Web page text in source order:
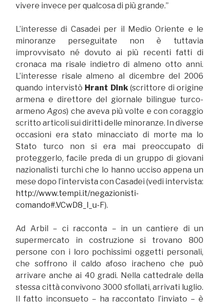
vivere invece per qualcosa di più grande.”
L’interesse di Casadei per il Medio Oriente e le
minoranze perseguitate non è tuttavia
improvvisato né dovuto ai più recenti fatti di
cronaca ma risale indietro di almeno otto anni.
L’interesse risale almeno al dicembre del 2006
quando intervistò Hrant Dink(scrittore di origine
armena e direttore del giornale bilingue turco-
armenoAgos) che aveva più volte e con coraggio
scritto articoli sui diritti delle minoranze. In diverse
occasioni era stato minacciato di morte ma lo
Stato turco non si era mai preoccupato di
proteggerlo, facile preda di un gruppo di giovani
nazionalisti turchi che lo hanno ucciso appena un
mese dopo l’intervista con Casadei (vedi intervista:
http://www.tempi.it/negazionisti-
comando#.VCwD8_l_u-F).
Ad Arbil – ci racconta – in un cantiere di un
supermercato in costruzione si trovano 800
persone con i loro pochissimi oggetti personali,
che soffrono il caldo afoso iracheno che può
arrivare anche ai 40 gradi. Nella cattedrale della
stessa città convivono 3000 sfollati, arrivati luglio.
Il fatto inconsueto – ha raccontato l’inviato – è